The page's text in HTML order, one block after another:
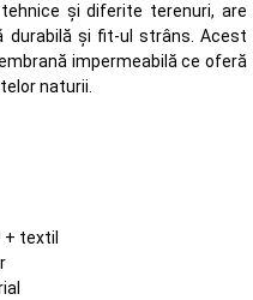
și diferite terenuri, are
durabilă și fit-ul strâns. Acest
impermeabilă ce oferă
naturii.
+ textil